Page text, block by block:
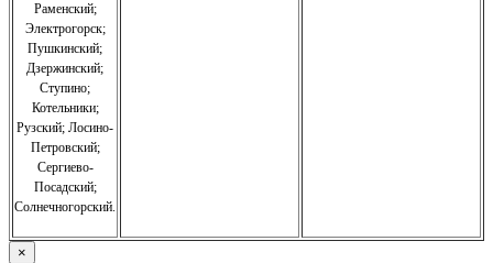
Раменский;
Электрогорск;
Пушкинский;
Дзержинский;
Ступино;
Котельники;
Рузский; Лосино-
Петровский;
Сергиево-
Посадский;
Солнечногорский.
×